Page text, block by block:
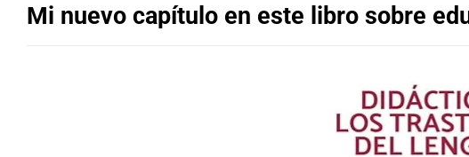
Mi nuevo capítulo en este libro sobre